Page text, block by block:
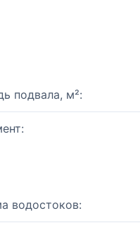
подвала, м²:
водостоков: